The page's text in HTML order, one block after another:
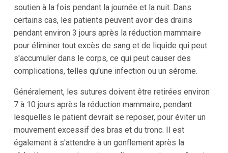
soutien à la fois pendant la journée et la nuit. Dans
certains cas, les patients peuvent avoir des drains
pendant environ 3 jours après la réduction mammaire
pour éliminer tout excès de sang et de liquide qui peut
s'accumuler dans le corps, ce qui peut causer des
complications, telles qu'une infection ou un sérome.
Généralement, les sutures doivent être retirées environ
7 à 10 jours après la réduction mammaire, pendant
lesquelles le patient devrait se reposer, pour éviter un
mouvement excessif des bras et du tronc. Il est
également à s'attendre à un gonflement après la